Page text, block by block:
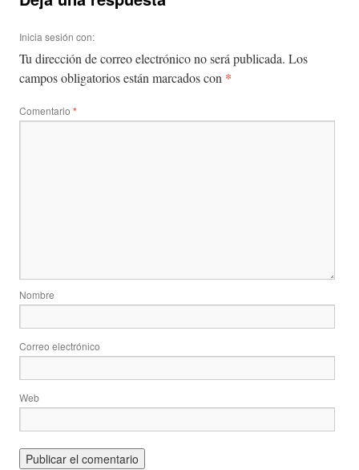
Inicia sesión con:
Tu dirección de correo electrónico no será publicada. Los
campos obligatorios están marcados con *
Comentario *
Nombre
Correo electrónico
Web